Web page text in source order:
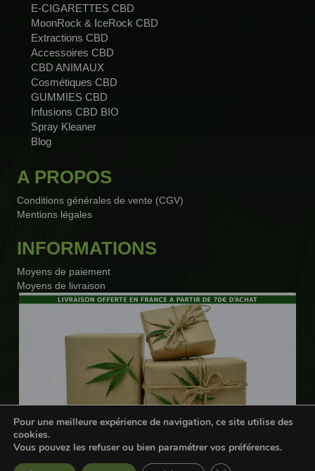
E-CIGARETTES CBD
MoonRock & IceRock CBD
Extractions CBD
Accessoires CBD
CBD ANIMAUX
Cosmétiques CBD
GUMMIES CBD
Infusions CBD BIO
Spray Kleaner
Blog
A PROPOS
Conditions générales de vente (CGV)
Mentions légales
INFORMATIONS
Moyens de paiement
Moyens de livraison
Webdesigner freelance
Pour une meilleure expérience de navigation, ce site utilise des
cookies.
Vous pouvez les refuser ou bien paramétrer vos préférences.